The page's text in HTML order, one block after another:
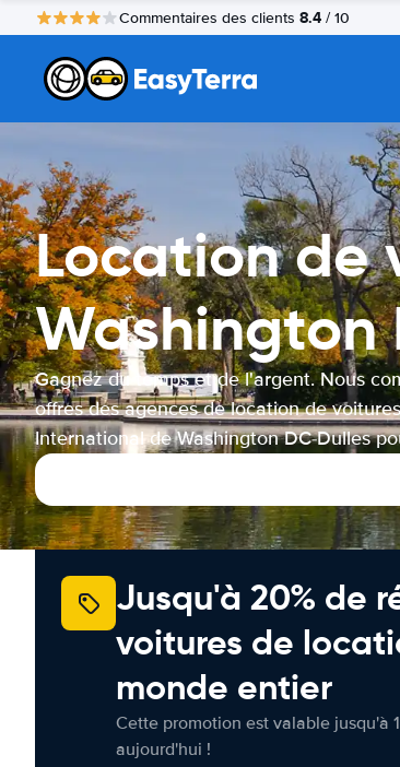
Commentaires des clients 8.4 / 10
Location de
Washington
Gagnez du temps et de l'argent. Nous
offres des agences de location de
International de Washington DC-Dulles
Jusqu'à 20% de
voitures de
monde entier
Cette promotion est valable jusqu'à
aujourd'hui !